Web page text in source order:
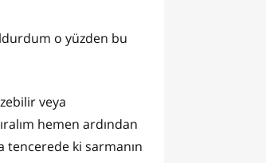
o yüzden bu
veya
hemen ardından
tencerede ki sarmanın